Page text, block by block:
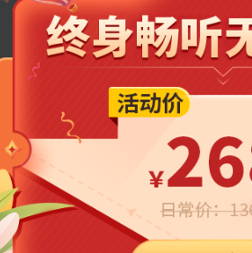
64845919-bbc3f1?p=1888(访问密
本站资源只有成通网盘，没有百度